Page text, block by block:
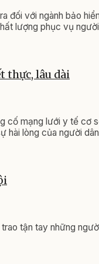
đối với ngành bảo
lượng phục vụ
thực, lâu dài
cố mạng lưới y tế cơ
hài lòng của người
tận tay những